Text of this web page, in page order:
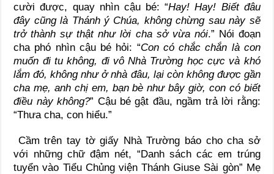
cười được, quay nhìn cậu bé: “Hay! Hay! Biết đâu
đây cũng là Thánh ý Chúa, không chừng sau này sẽ
trở thành sự thật như lời cha sở vừa nói.” Nói đoạn
cha phó nhìn cậu bé hỏi: “Con có chắc chắn là con
muốn đi tu không, đi vô Nhà Trường học cực và khó
lắm đó, không như ở nhà đâu, lại còn không được gần
cha mẹ, anh chị em, bạn bè như bây giờ, con có biết
điều này không?” Cậu bé gật đầu, ngầm trả lời rằng:
“Thưa cha, con hiểu.”
Cầm trên tay tờ giấy Nhà Trường báo cho cha sở
với những chữ đậm nét, “Danh sách các em trúng
tuyển vào Tiểu Chủng viện Thánh Giuse Sài gòn” Mẹ